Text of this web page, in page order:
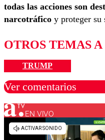
todas las acciones son
narcotráfico y proteger su
OTROS TEMAS
TRUMP
Ver comentarios
Los comentarios son
EN VIVO